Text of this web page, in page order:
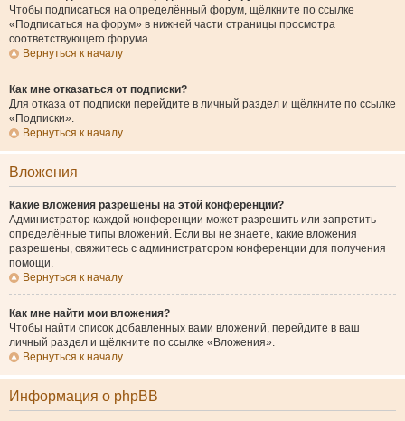
Чтобы подписаться на определённый форум, щёлкните по ссылке
«Подписаться на форум» в нижней части страницы просмотра
соответствующего форума.
Вернуться к началу
Как мне отказаться от подписки?
Для отказа от подписки перейдите в личный раздел и щёлкните по ссылке
«Подписки».
Вернуться к началу
Вложения
Какие вложения разрешены на этой конференции?
Администратор каждой конференции может разрешить или запретить
определённые типы вложений. Если вы не знаете, какие вложения
разрешены, свяжитесь с администратором конференции для получения
помощи.
Вернуться к началу
Как мне найти мои вложения?
Чтобы найти список добавленных вами вложений, перейдите в ваш
личный раздел и щёлкните по ссылке «Вложения».
Вернуться к началу
Информация о phpBB